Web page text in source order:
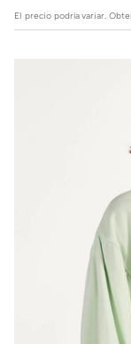
El precio podría variar.